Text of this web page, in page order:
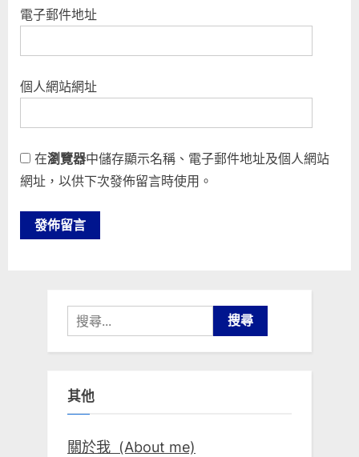
電子郵件地址
個人網站網址
在瀏覽器中儲存顯示名稱、電子郵件地址及個人網站
網址，以供下次發佈留言時使用。
搜
尋
關
字:
其他
關於我 (About me)